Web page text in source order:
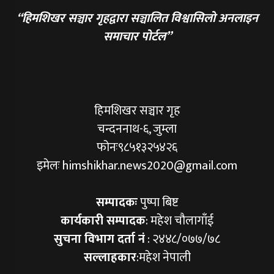
“हिमशिखर सञ्चार गृहद्वारा सञ्चालित विश्वासिलो अनलाइन
समाचार पोर्टल”
हिमशिखर सञ्चार गृह
चन्दननाथ-६, जुम्ला
फोनः९८५१३२५४२६
इमेलः himshikhar.news2020@gmail.com
सम्पादकःपुष्पा बिष्ट
कार्यकारी सम्पादक: महेश चौलागाँई
सुचना विभाग दर्ता नं: २४४८/०७७/७८
सल्लाहकार:महेश नेपाली